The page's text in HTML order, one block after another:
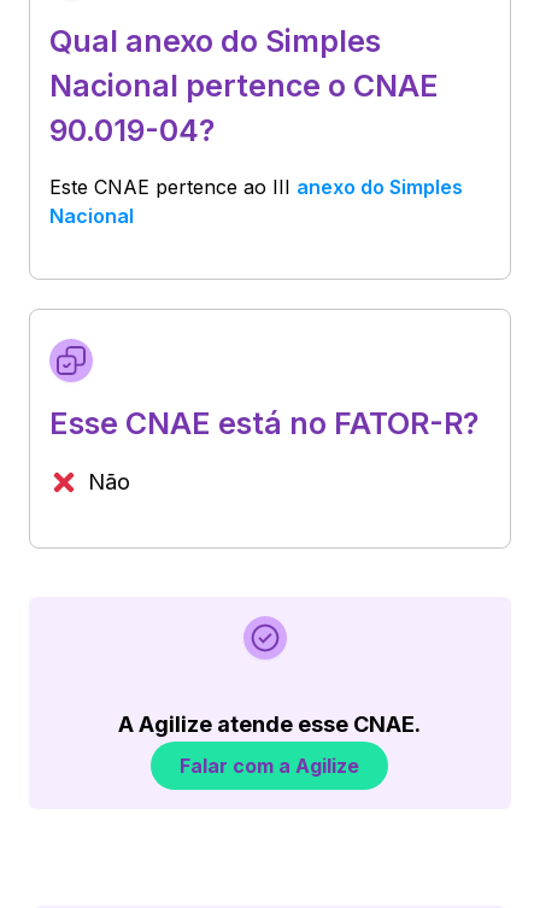
Qual anexo do Simples
Nacional pertence o CNAE
90.019-04?
Este CNAE pertence ao III anexo do Simples
Nacional
Esse CNAE está no FATOR-R?
Não
A Agilize atende esse CNAE.
Falar com a Agilize